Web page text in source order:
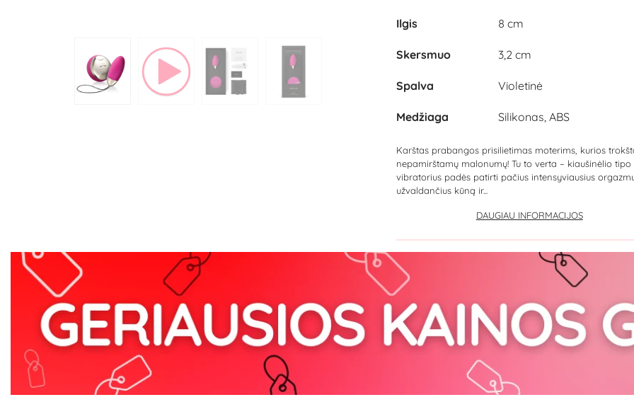
Ilgis 8 cm
Skersmuo 3,2 cm
Spalva Violetinė
Medžiaga Silikonas, ABS
Karštas prabangos prisilietimas moterims, kurios
nepamirštamų malonumų! Tu to verta – kiaušinėlio tipo
vibratorius padės patirti pačius intensyviausius
užvaldančius kūną ir...
DAUGIAU INFORMACIJOS